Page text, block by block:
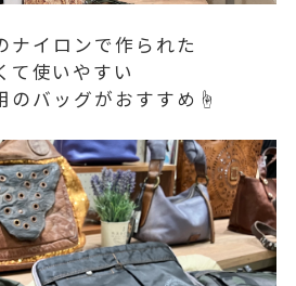
ナイロンで作られた
て使いやすい
のバッグがおすすめ☝️